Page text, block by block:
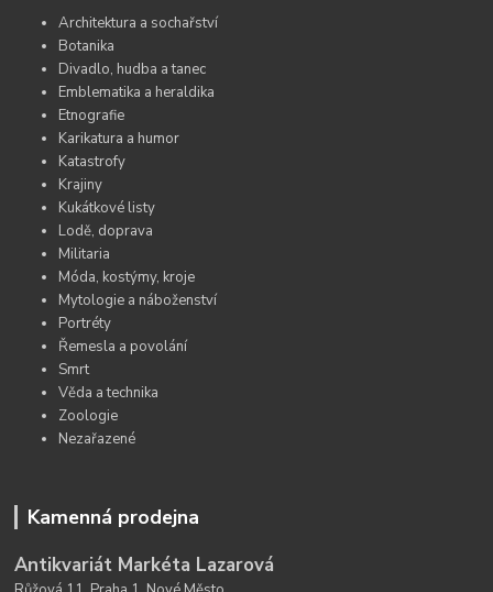
Architektura a sochařství
Botanika
Divadlo, hudba a tanec
Emblematika a heraldika
Etnografie
Karikatura a humor
Katastrofy
Krajiny
Kukátkové listy
Lodě, doprava
Militaria
Móda, kostýmy, kroje
Mytologie a náboženství
Portréty
Řemesla a povolání
Smrt
Věda a technika
Zoologie
Nezařazené
Kamenná prodejna
Antikvariát Markéta Lazarová